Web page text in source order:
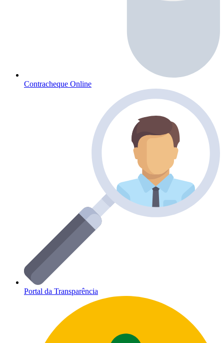
Contracheque Online
Portal da Transparência